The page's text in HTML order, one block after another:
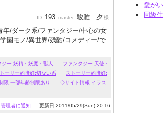
愛が
同級
ID 193 master 駿雅 夕様
年/ダーク系/ファンタジー/中心の女
園モノ/異世界/残酷/コメディー/で
ジー:妖精・妖魔・獣人
ファンタジー:天使・
ーリー的嗜好:切ない系
ストーリー的嗜好:
限:一部年齢制限あり
◇サイト情報:イラス
管理者に通知 :: 更新日 2011/05/29(Sun) 20:16